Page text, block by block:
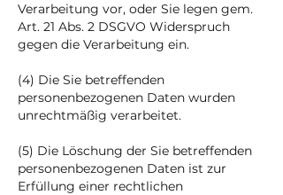
Verarbeitung vor, oder Sie legen gem.
Art. 21 Abs. 2 DSGVO Widerspruch
gegen die Verarbeitung ein.
(4) Die Sie betreffenden
personenbezogenen Daten wurden
unrechtmäßig verarbeitet.
(5) Die Löschung der Sie betreffenden
personenbezogenen Daten ist zur
Erfüllung einer rechtlichen